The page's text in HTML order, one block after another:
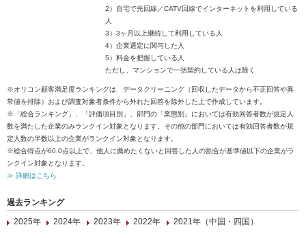
2）自宅で光回線／CATV回線でインターネットを利用している
人
3）3ヶ月以上継続して利用している人
4）企業選定に関与した人
5）料金を把握している人
ただし、マンションで一括契約している人は除く
※オリコン顧客満足度ランキングは、データクリーニング（回収したデータから不正回答や異
常値を排除）および調査対象者条件から外れた回答を除外した上で作成しています。
※「総合ランキング」、「評価項目別」、部門の「業態別」においては有効回答者数が規定人
数を満たした企業のみランクイン対象となります。その他の部門においては有効回答者数が規
定人数の半数以上の企業がランクイン対象となります。
※総合得点が60.0点以上で、他人に薦めたくないと回答した人の割合が基準値以下の企業がラ
ンクイン対象となります。
≫ 詳細はこちら
過去ランキング
2025年
2024年 2023年 2022年 2021年（中国・四国）